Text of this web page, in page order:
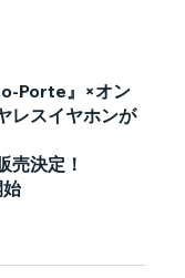
Porte』×オン
レスイヤホンが
売決定！